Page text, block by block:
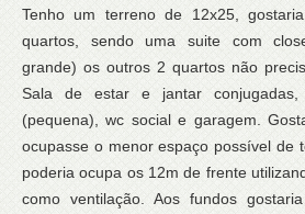
Tenho um terreno de 12x25,
quartos, sendo uma suite com
grande) os outros 2 quartos não
Sala de estar e jantar conjugadas,
(pequena), wc social e garagem.
ocupasse o menor espaço possível de
poderia ocupa os 12m de frente
como ventilação. Aos fundos